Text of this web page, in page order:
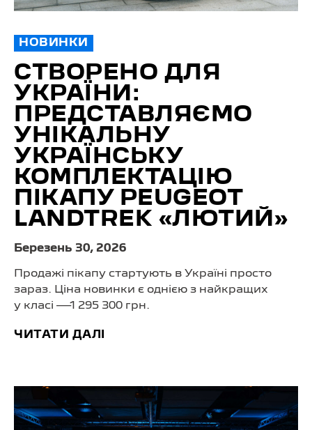
НОВИНКИ
СТВОРЕНО ДЛЯ
УКРАЇНИ:
ПРЕДСТАВЛЯЄМО
УНІКАЛЬНУ
УКРАЇНСЬКУ
КОМПЛЕКТАЦІЮ
ПІКАПУ PEUGEOT
LANDTREK «ЛЮТИЙ»
Березень 30, 2026
Продажі пікапу стартують в Україні просто
зараз. Ціна новинки є однією з найкращих
у класі —1 295 300 грн.
ЧИТАТИ ДАЛІ